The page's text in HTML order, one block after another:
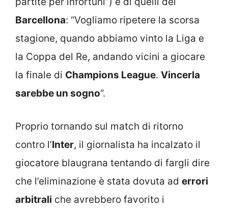
Barcellona: “Vogliamo ripetere la scorsa
stagione, quando abbiamo vinto la Liga e
la Coppa del Re, andando vicini a giocare
la finale di Champions League. Vincerla
sarebbe un sogno“.
Proprio tornando sul match di ritorno
contro l’Inter, il giornalista ha incalzato il
giocatore blaugrana tentando di fargli dire
che l’eliminazione è stata dovuta ad errori
arbitrali che avrebbero favorito i